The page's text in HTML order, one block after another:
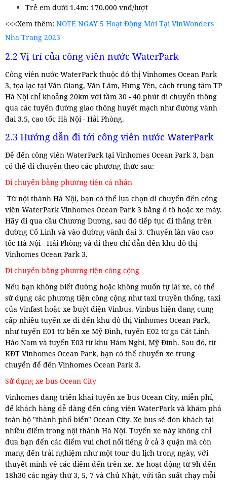
Trẻ em dưới 1.4m: 170.000 vnđ/lượt
<<<Xem thêm: NOTE NGAY 5 Hoạt Động Mới Tại VinWonders
Nha Trang 2023
2.2 Vị trí của công viên nước WaterPark
Công viên nước WaterPark thuộc đô thị Vinhomes Ocean Park
3, tọa lạc tại Văn Giang, Văn Lâm, Hưng Yên, cách trung tâm TP
Hà Nội chỉ khoảng 20km với tầm 30 - 40 phút di chuyển thông
qua các tuyến đường giao thông huyết mạch như đường vành
đai 3.5, cao tốc Hà Nội - Hải Phòng.
2.3 Hướng dẫn đi tới công viên nước WaterPark
Để đến công viên WaterPark tại Vinhomes Ocean Park 3, bạn
có thể di chuyển theo các phương thức sau:
Di chuyển bằng phương tiện cá nhân
Từ nội thành Hà Nội, bạn có thể lựa chọn di chuyển đến công
viên WaterPark Vinhomes Ocean Park 3 bằng ô tô hoặc xe máy.
Hãy đi qua cầu Chương Dương, sau đó tiếp tục đi thẳng trên
đường Cổ Linh và vào đường vành đai 3. Chuyển làn vào cao
tốc Hà Nội - Hải Phòng và đi theo chỉ dẫn đến khu đô thị
Vinhomes Ocean Park 3.
Di chuyển bằng phương tiện công cộng
Nếu bạn không biết đường hoặc không muốn tự lái xe, có thể
sử dụng các phương tiện công cộng như taxi truyền thống, taxi
của Vinfast hoặc xe buýt điện Vinbus. Vinbus hiện đang cung
cấp nhiều tuyến xe đi đến khu đô thị Vinhomes Ocean Park,
như tuyến E01 từ bến xe Mỹ Đình, tuyến E02 từ ga Cát Linh
Hào Nam và tuyến E03 từ khu Hàm Nghi, Mỹ Đình. Sau đó, từ
KĐT Vinhomes Ocean Park, bạn có thể chuyển xe trung
chuyển để đến Vinhomes Ocean Park 3.
Sử dụng xe bus Ocean City
Vinhomes đang triển khai tuyến xe bus Ocean City, miễn phí,
để khách hàng dễ dàng đến công viên WaterPark và khám phá
toàn bộ "thành phố biển" Ocean City. Xe bus sẽ đón khách tại
nhiều điểm trong nội thành Hà Nội. Tuyến xe này không chỉ
đưa bạn đến các điểm vui chơi nổi tiếng ở cả 3 quận mà còn
mang đến trải nghiệm như một tour du lịch trong ngày, với
thuyết minh về các điểm đến trên xe. Xe hoạt động từ 9h đến
18h30 các ngày thứ 3, 5, 7 và Chủ Nhật, với tần suất chạy mỗi